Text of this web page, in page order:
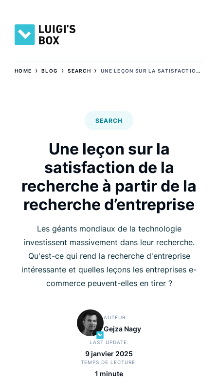
HOME ›BLOG ›SEARCH › UNE LEÇON SUR LA SATISFACTION DE LA RECHERCHE À PARTIR DE LA RECHERCHE D’ENTREPRISE
SEARCH
Une leçon sur la
satisfaction de la
recherche à partir de la
recherche d’entreprise
Les géants mondiaux de la technologie
investissent massivement dans leur recherche.
Qu'est-ce qui rend la recherche d'entreprise
intéressante et quelles leçons les entreprises e-
commerce peuvent-elles en tirer ?
AUTEUR
Gejza Nagy
LAST UPDATE
9 janvier 2025
TEMPS DE LECTURE
1 minute